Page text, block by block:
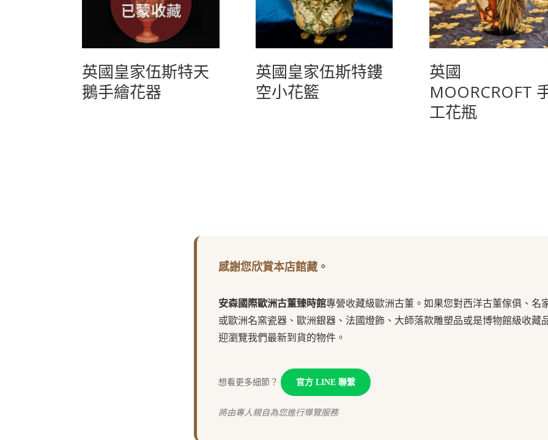
英國皇家伍斯特天
鵝手繪花器
英國皇家伍斯特鏤
空小花籃
英國
MOORCROFT
工花瓶
感謝您欣賞本店館藏。
安森國際歐洲古董臻時館專營收藏級歐洲古董。如果您對西洋古董傢俱、名
或歐洲名窯瓷器、歐洲銀器、法國燈飾、大師落款雕塑品或是博物館級收藏
迎瀏覽我們最新到貨的物件。
想看更多細節？ 官方 LINE 聯繫
將由專人親自為您進行導覽服務